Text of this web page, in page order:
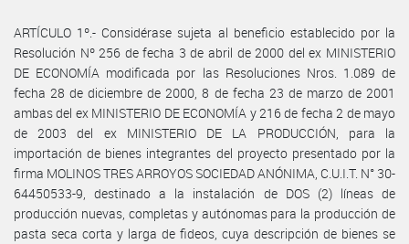
ARTÍCULO 1º.- Considérase sujeta al beneficio establecido por la
Resolución Nº 256 de fecha 3 de abril de 2000 del ex MINISTERIO
DE ECONOMÍA modificada por las Resoluciones Nros. 1.089 de
fecha 28 de diciembre de 2000, 8 de fecha 23 de marzo de 2001
ambas del ex MINISTERIO DE ECONOMÍA y 216 de fecha 2 de mayo
de 2003 del ex MINISTERIO DE LA PRODUCCIÓN, para la
importación de bienes integrantes del proyecto presentado por la
firma MOLINOS TRES ARROYOS SOCIEDAD ANÓNIMA, C.U.I.T. N° 30-
64450533-9, destinado a la instalación de DOS (2) líneas de
producción nuevas, completas y autónomas para la producción de
pasta seca corta y larga de fideos, cuya descripción de bienes se